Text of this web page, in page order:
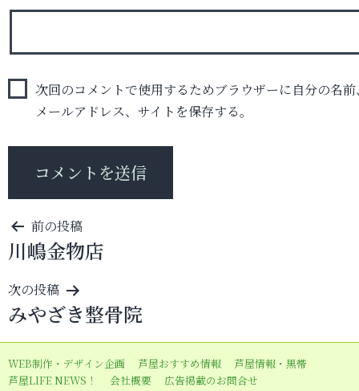
次回のコメントで使用するためブラウザーに自分の名前
メールアドレス、サイトを保存する。
投
稿
ナ
ビ
ゲ
ー
シ
前の投稿
川嶋金物店
次の投稿
みやざき整骨院
WEB制作・デザイン企画 芦屋おすすめ情報
芦屋情報・黒帯
芦屋LIFE NEWS！
会社概要 広告掲載のお問合せ